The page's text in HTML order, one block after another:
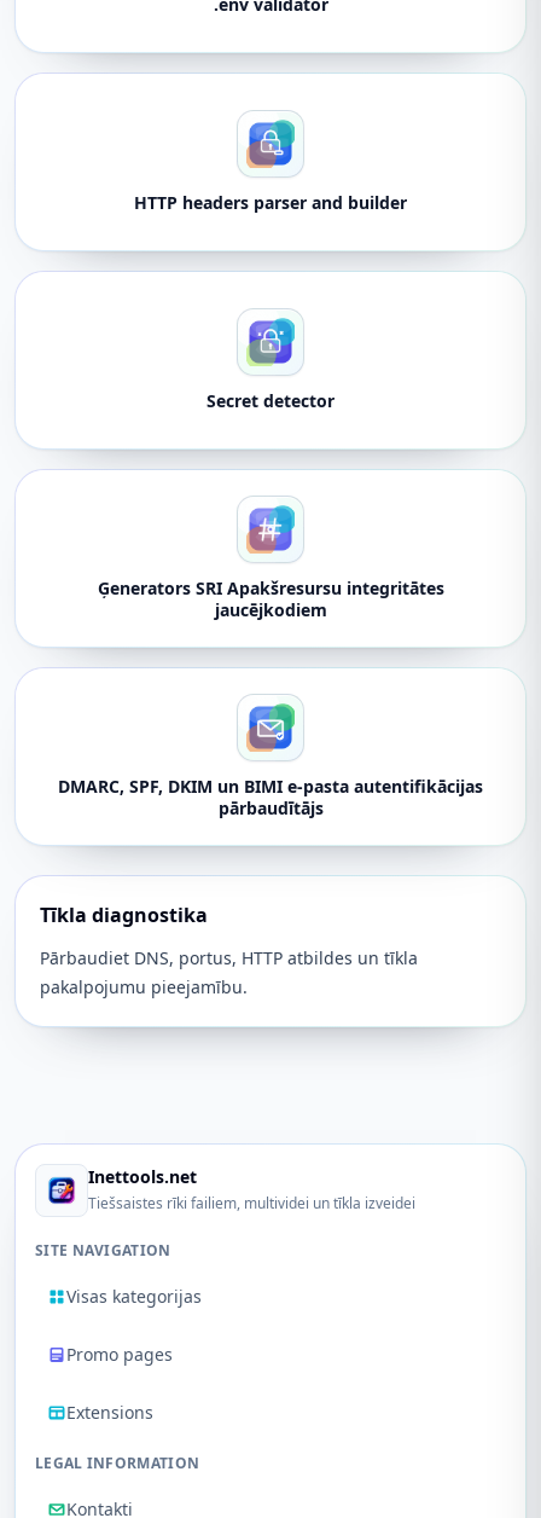
HTTP headers parser and builder
Secret detector
Ģenerators SRI Apakšresursu integritātes
jaucējkodiem
DMARC, SPF, DKIM un BIMI e-pasta autentifikācijas
pārbaudītājs
Tīkla diagnostika
Pārbaudiet DNS, portus, HTTP atbildes un tīkla
pakalpojumu pieejamību.
Inettools.net
Tiešsaistes rīki failiem, multividei un tīkla izveidei
SITE NAVIGATION
Visas kategorijas
Promo pages
Extensions
LEGAL INFORMATION
Kontakti